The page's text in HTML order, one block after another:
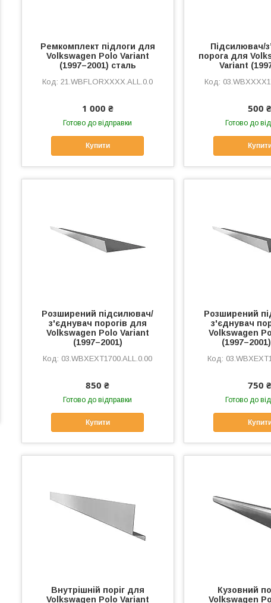
Ремкомплект підлоги для
Volkswagen Polo Variant
(1997–2001) сталь
21.WBFLORXXXX.ALL.0.0
1 000 ₴
Готово до відправки
Купити
Підсилювач/
порога для
Variant
500 ₴
Готово до
Розширений підсилювач/
з'єднувач порогів для
Volkswagen Polo Variant
(1997–2001)
03.WBXEXT1700.ALL.0.00
850 ₴
Готово до відправки
Купити
Розширений
з'єднувач
Volkswagen
750 ₴
Готово до
Внутрішній поріг для
Volkswagen Polo Variant
Кузовний
Volkswagen